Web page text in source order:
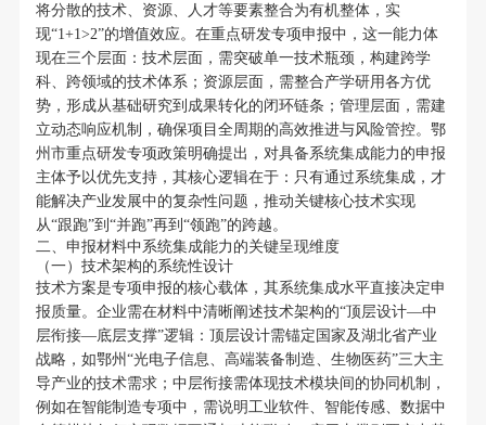
将分散的技术、资源、人才等要素整合为有机整体，实
现“1+1>2”的增值效应。在重点研发专项申报中，这一能力体
现在三个层面：技术层面，需突破单一技术瓶颈，构建跨学
科、跨领域的技术体系；资源层面，需整合产学研用各方优
势，形成从基础研究到成果转化的闭环链条；管理层面，需建
立动态响应机制，确保项目全周期的高效推进与风险管控。鄂
州市重点研发专项政策明确提出，对具备系统集成能力的申报
主体予以优先支持，其核心逻辑在于：只有通过系统集成，才
能解决产业发展中的复杂性问题，推动关键核心技术实现
从“跟跑”到“并跑”再到“领跑”的跨越。
二、申报材料中系统集成能力的关键呈现维度
（一）技术架构的系统性设计
技术方案是专项申报的核心载体，其系统集成水平直接决定申
报质量。企业需在材料中清晰阐述技术架构的“顶层设计—中
层衔接—底层支撑”逻辑：顶层设计需锚定国家及湖北省产业
战略，如鄂州“光电子信息、高端装备制造、生物医药”三大主
导产业的技术需求；中层衔接需体现技术模块间的协同机制，
例如在智能制造专项中，需说明工业软件、智能传感、数据中